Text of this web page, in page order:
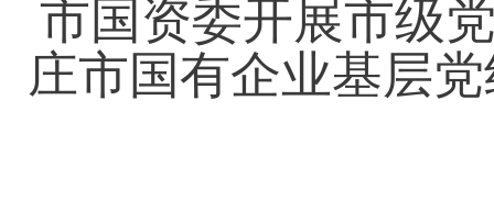
市国资委开展市级
庄市国有企业基层